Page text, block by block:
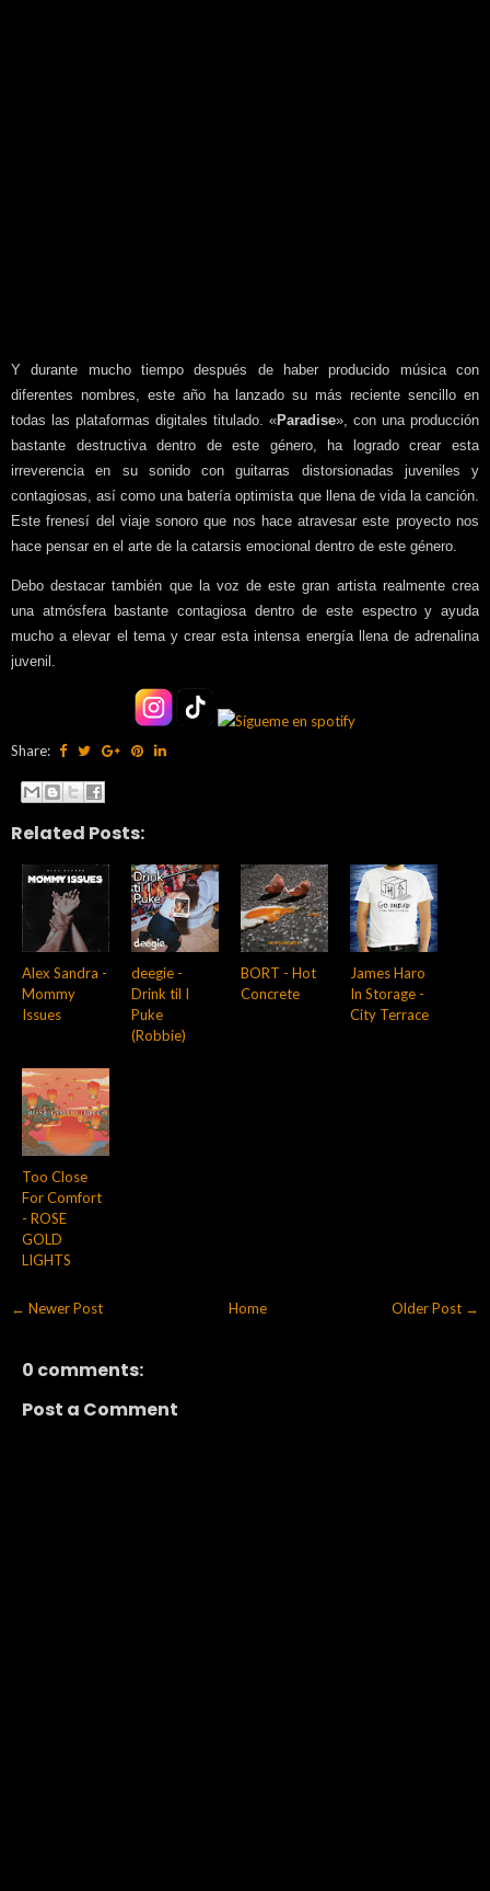
Y durante mucho tiempo después de haber producido música con
diferentes nombres, este año ha lanzado su más reciente sencillo en
todas las plataformas digitales titulado. «Paradise», con una producción
bastante destructiva dentro de este género, ha logrado crear esta
irreverencia en su sonido con guitarras distorsionadas juveniles y
contagiosas, así como una batería optimista que llena de vida la canción.
Este frenesí del viaje sonoro que nos hace atravesar este proyecto nos
hace pensar en el arte de la catarsis emocional dentro de este género.
Debo destacar también que la voz de este gran artista realmente crea
una atmósfera bastante contagiosa dentro de este espectro y ayuda
mucho a elevar el tema y crear esta intensa energía llena de adrenalina
juvenil.
Share:
Related Posts:
Alex Sandra -
Mommy
Issues
deegie -
Drink til I
Puke
(Robbie)
BORT - Hot
Concrete
James Haro
In Storage -
City Terrace
Too Close
For Comfort
- ROSE
GOLD
LIGHTS
← Newer Post Older Post →
Home
0 comments:
Post a Comment